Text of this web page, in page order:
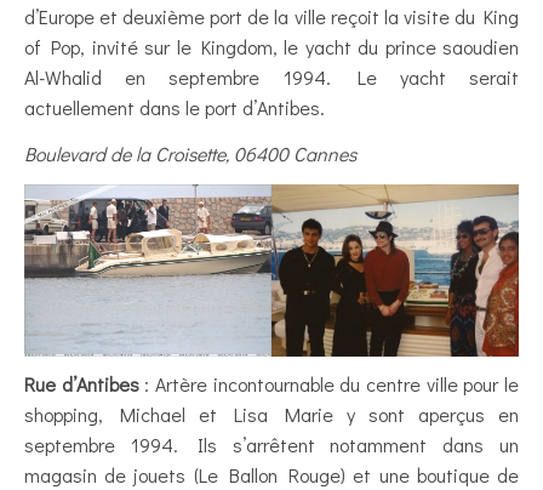
d’Europe et deuxième port de la ville reçoit la visite du King
of Pop, invité sur le Kingdom, le yacht du prince saoudien
Al-Whalid en septembre 1994. Le yacht serait
actuellement dans le port d’Antibes.
Boulevard de la Croisette, 06400 Cannes
Rue d’Antibes: Artère incontournable du centre ville pour le
shopping, Michael et Lisa Marie y sont aperçus en
septembre 1994. Ils s’arrêtent notamment dans un
magasin de jouets (Le Ballon Rouge) et une boutique de